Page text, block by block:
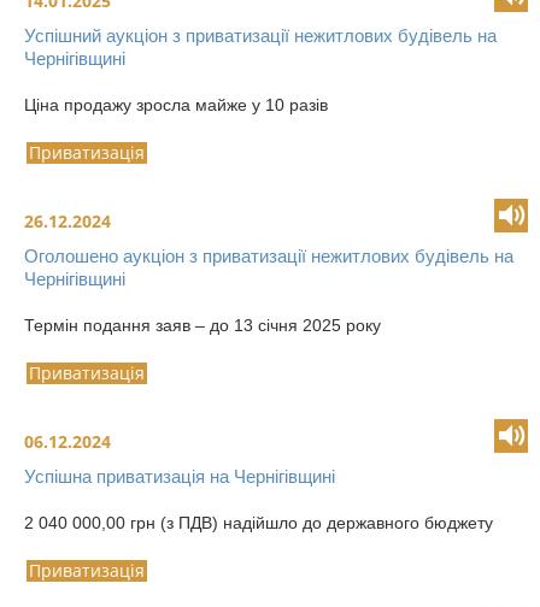
Успішний аукціон з приватизації нежитлових будівель на
Чернігівщині
Ціна продажу зросла майже у 10 разів
Приватизація
26.12.2024
Оголошено аукціон з приватизації нежитлових будівель на
Чернігівщині
Термін подання заяв – до 13 січня 2025 року
Приватизація
06.12.2024
Успішна приватизація на Чернігівщині
2 040 000,00 грн (з ПДВ) надійшло до державного бюджету
Приватизація